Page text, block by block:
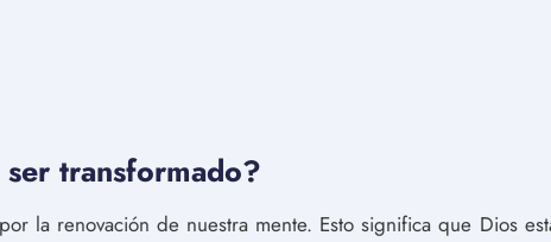
transformado?
la renovación de nuestra mente. Esto significa que Dios